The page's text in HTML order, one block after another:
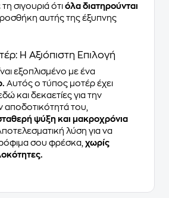
σιγουριά ότι όλα διατηρούνται
αυτής της έξυπνης
Η Αξιόπιστη Επιλογή
εξοπλισμένο με ένα
Αυτός ο τύπος μοτέρ έχει
και δεκαετίες για την
αποδοτικότητά του,
ψύξη και μακροχρόνια
λύση για να
σου φρέσκα, χωρίς